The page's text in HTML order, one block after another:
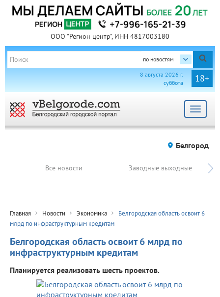
ООО "Регион центр", ИНН 4817003180
по новостям
18+
8 августа 2026 г.
суббота
Toggle
Белгород
Все новости Заводные выходные
Главная Новости Экономика
Белгородская область освоит 6
млрд по инфраструктурным кредитам
Белгородская область освоит 6 млрд по
инфраструктурным кредитам
Планируется реализовать шесть проектов.